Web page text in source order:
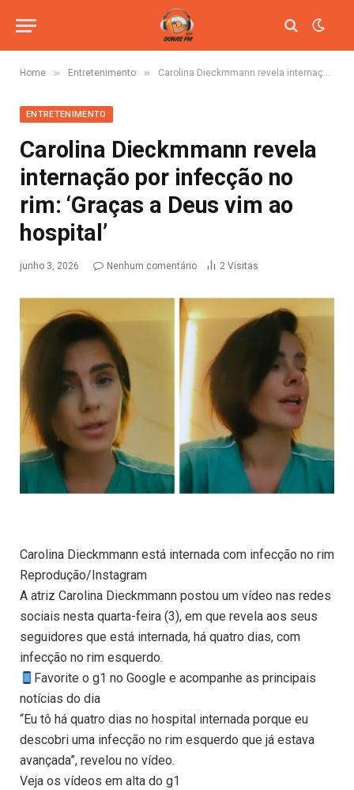
Home » Entretenimento » Carolina Dieckmmann revela internação por infecção no rim: ‘Graças a Deus vim ao hospital’
ENTRETENIMENTO
Carolina Dieckmmann revela
internação por infecção no
rim: ‘Graças a Deus vim ao
hospital’
junho 3, 2026 Nenhum comentário 2 Visitas
Carolina Dieckmmann está internada com infecção no rim
Reprodução/Instagram
A atriz Carolina Dieckmmann postou um vídeo nas redes
sociais nesta quarta-feira (3), em que revela aos seus
seguidores que está internada, há quatro dias, com
infecção no rim esquerdo.
Favorite o g1 no Google e acompanhe as principais
notícias do dia
“Eu tô há quatro dias no hospital internada porque eu
descobri uma infecção no rim esquerdo que já estava
avançada”, revelou no vídeo.
Veja os vídeos em alta do g1